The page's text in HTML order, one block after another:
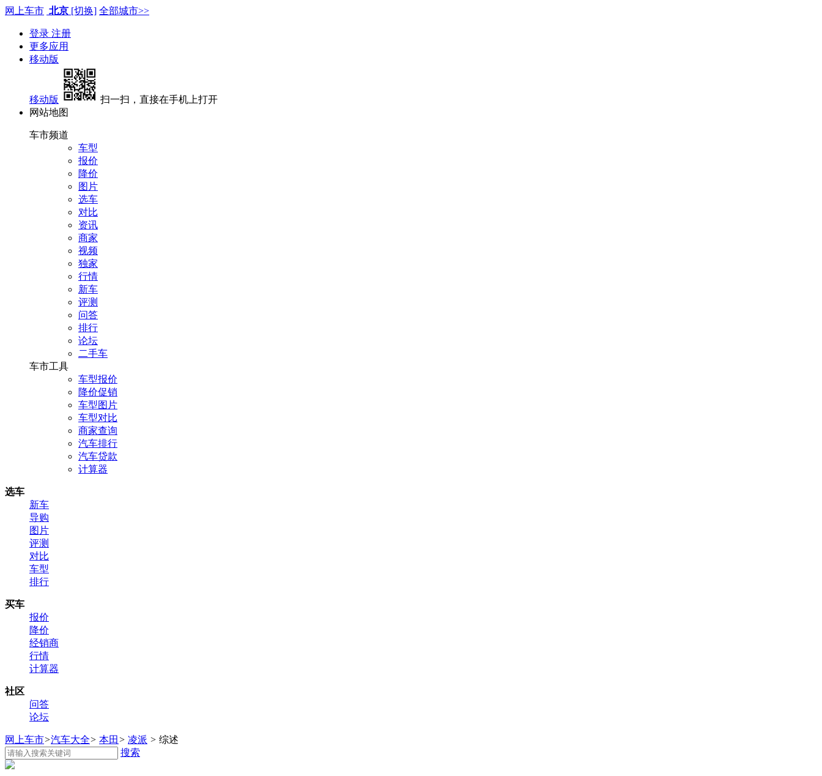
网上车市 北京 [切换] 全部城市>>
登录 注册
更多应用
移动版
移动版
扫一扫，直接在手机上打开
网站地图
车市频道
车型
报价
降价
图片
选车
对比
资讯
商家
视频
独家
行情
新车
评测
问答
排行
论坛
二手车
车市工具
车型报价
降价促销
车型图片
车型对比
商家查询
汽车排行
汽车贷款
计算器
选车
新车
导购
图片
评测
对比
车型
排行
买车
报价
降价
经销商
行情
计算器
社区
问答
论坛
网上车市>汽车大全> 本田 > 凌派 > 综述
搜索